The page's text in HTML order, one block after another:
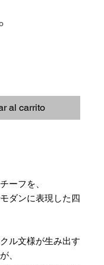
al carrito
ーフを、
ダンに表現した四
ル文様が生み出す
、